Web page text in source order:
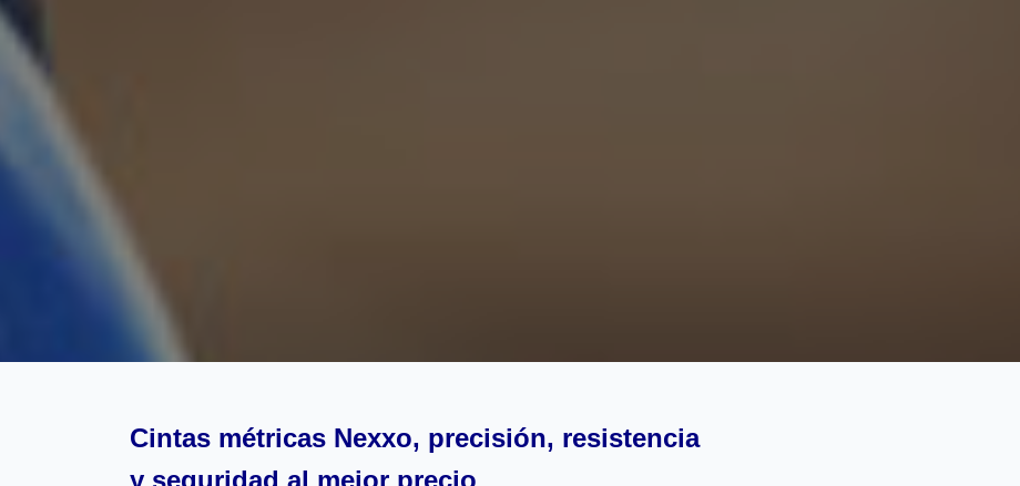
Cintas métricas Nexxo, precisión, resistencia